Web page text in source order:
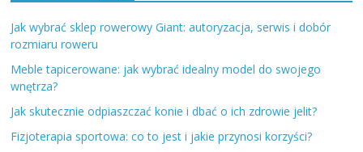
Jak wybrać sklep rowerowy Giant: autoryzacja, serwis i dobór
rozmiaru roweru
Meble tapicerowane: jak wybrać idealny model do swojego
wnętrza?
Jak skutecznie odpiaszczać konie i dbać o ich zdrowie jelit?
Fizjoterapia sportowa: co to jest i jakie przynosi korzyści?